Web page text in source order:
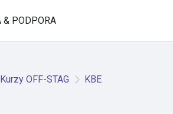
& PODPORA
Kurzy OFF-STAG KBE